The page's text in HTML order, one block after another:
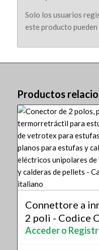
Solo los usuarios
este producto
Productos
Connettore a
2 poli - Codice
Acceder o